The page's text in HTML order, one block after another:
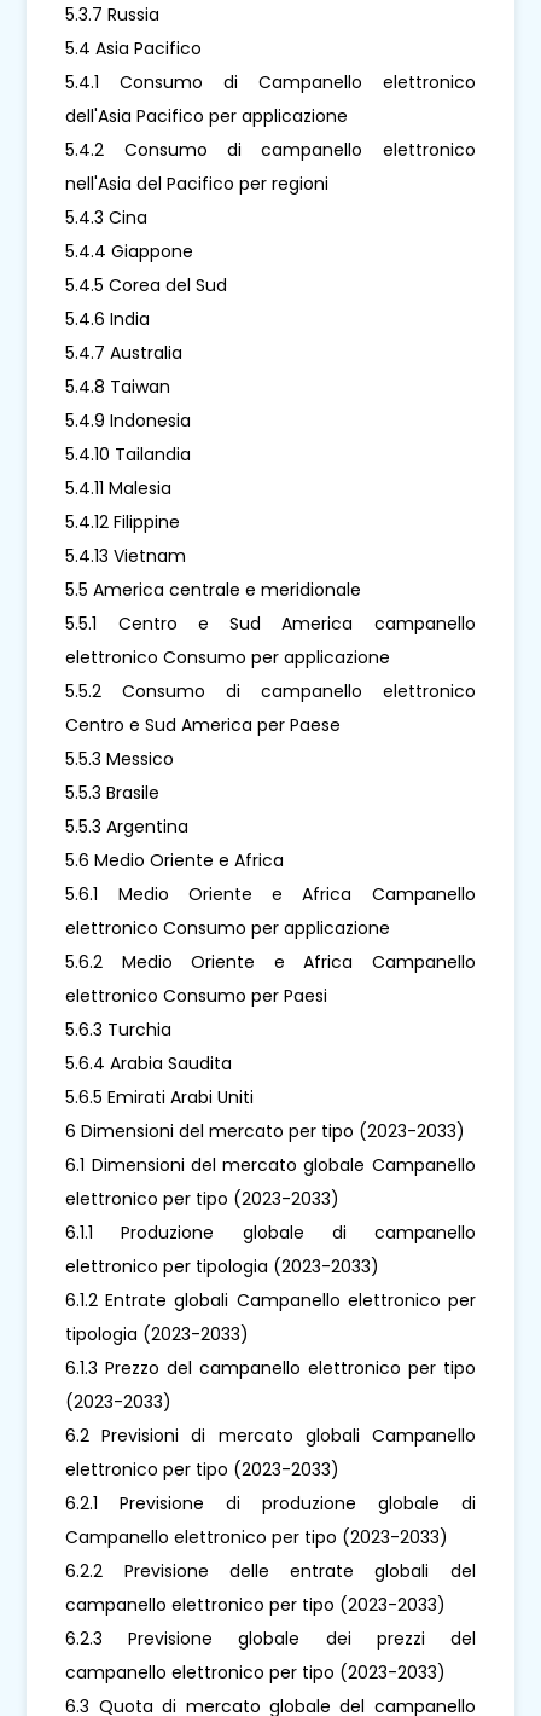
5.3.7 Russia
5.4 Asia Pacifico
5.4.1 Consumo di Campanello elettronico
dell'Asia Pacifico per applicazione
5.4.2 Consumo di campanello elettronico
nell'Asia del Pacifico per regioni
5.4.3 Cina
5.4.4 Giappone
5.4.5 Corea del Sud
5.4.6 India
5.4.7 Australia
5.4.8 Taiwan
5.4.9 Indonesia
5.4.10 Tailandia
5.4.11 Malesia
5.4.12 Filippine
5.4.13 Vietnam
5.5 America centrale e meridionale
5.5.1 Centro e Sud America campanello
elettronico Consumo per applicazione
5.5.2 Consumo di campanello elettronico
Centro e Sud America per Paese
5.5.3 Messico
5.5.3 Brasile
5.5.3 Argentina
5.6 Medio Oriente e Africa
5.6.1 Medio Oriente e Africa Campanello
elettronico Consumo per applicazione
5.6.2 Medio Oriente e Africa Campanello
elettronico Consumo per Paesi
5.6.3 Turchia
5.6.4 Arabia Saudita
5.6.5 Emirati Arabi Uniti
6 Dimensioni del mercato per tipo (2023-2033)
6.1 Dimensioni del mercato globale Campanello
elettronico per tipo (2023-2033)
6.1.1 Produzione globale di campanello
elettronico per tipologia (2023-2033)
6.1.2 Entrate globali Campanello elettronico per
tipologia (2023-2033)
6.1.3 Prezzo del campanello elettronico per tipo
(2023-2033)
6.2 Previsioni di mercato globali Campanello
elettronico per tipo (2023-2033)
6.2.1 Previsione di produzione globale di
Campanello elettronico per tipo (2023-2033)
6.2.2 Previsione delle entrate globali del
campanello elettronico per tipo (2023-2033)
6.2.3 Previsione globale dei prezzi del
campanello elettronico per tipo (2023-2033)
6.3 Quota di mercato globale del campanello